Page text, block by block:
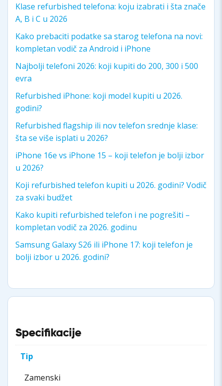
Klase refurbished telefona: koju izabrati i šta znače
A, B i C u 2026
Kako prebaciti podatke sa starog telefona na novi:
kompletan vodič za Android i iPhone
Najbolji telefoni 2026: koji kupiti do 200, 300 i 500
evra
Refurbished iPhone: koji model kupiti u 2026.
godini?
Refurbished flagship ili nov telefon srednje klase:
šta se više isplati u 2026?
iPhone 16e vs iPhone 15 – koji telefon je bolji izbor
u 2026?
Koji refurbished telefon kupiti u 2026. godini? Vodič
za svaki budžet
Kako kupiti refurbished telefon i ne pogrešiti –
kompletan vodič za 2026. godinu
Samsung Galaxy S26 ili iPhone 17: koji telefon je
bolji izbor u 2026. godini?
Specifikacije
Tip
Zamenski